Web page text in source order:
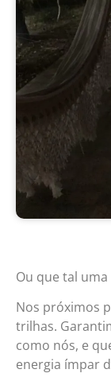
Ou que tal
Nos próximos
trilhas.
como nós, e
energia ímpar